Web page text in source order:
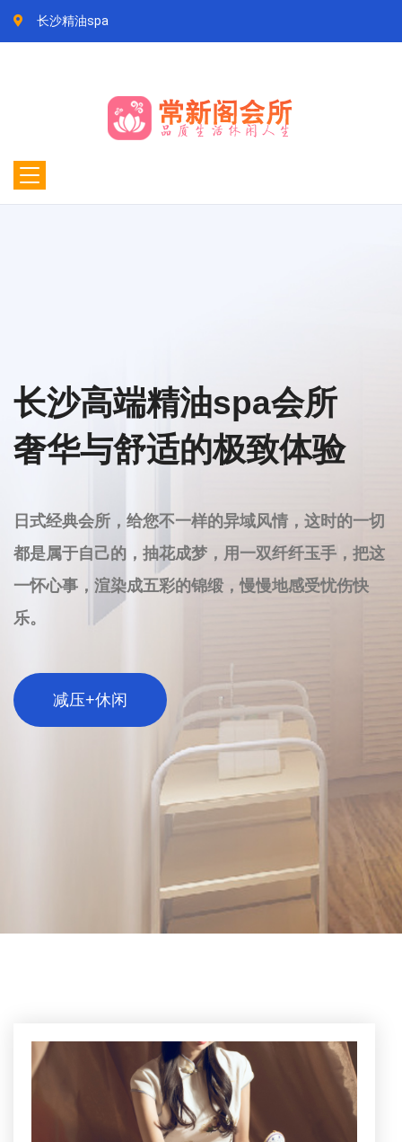
长沙精油spa
服务只有起点
满意没有终点
长沙SPA不仅正规，而且凭借其优质的服务和专业的
操作，已经成为都市人追求健康和放松的首选之地。
如果您也在寻找一个真正能让身心放松的场所，不妨
尝试长沙SPA，相信您会在这里找到理想中的那份宁
探索长沙极致放松体验